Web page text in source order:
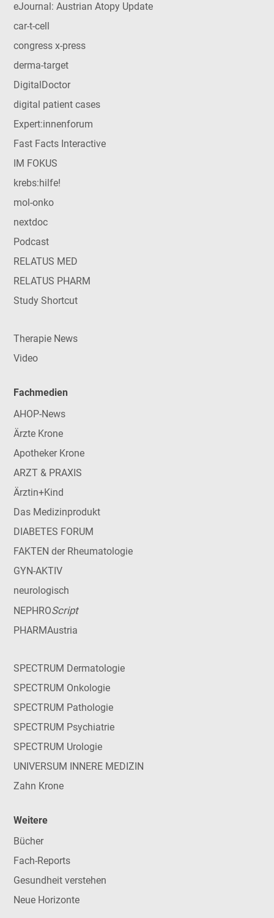
eJournal: Austrian Atopy Update
car-t-cell
congress x-press
derma-target
DigitalDoctor
digital patient cases
Expert:innenforum
Fast Facts Interactive
IM FOKUS
krebs:hilfe!
mol-onko
nextdoc
Podcast
RELATUS MED
RELATUS PHARM
Study Shortcut
Therapie News
Video
Fachmedien
AHOP-News
Ärzte Krone
Apotheker Krone
ARZT & PRAXIS
Ärztin+Kind
Das Medizinprodukt
DIABETES FORUM
FAKTEN der Rheumatologie
GYN-AKTIV
neurologisch
NEPHROScript
PHARMAustria
SPECTRUM Dermatologie
SPECTRUM Onkologie
SPECTRUM Pathologie
SPECTRUM Psychiatrie
SPECTRUM Urologie
UNIVERSUM INNERE MEDIZIN
Zahn Krone
Weitere
Bücher
Fach-Reports
Gesundheit verstehen
Neue Horizonte